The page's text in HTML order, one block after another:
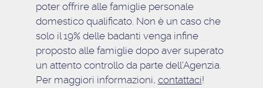
poter offrire alle famiglie personale
domestico qualificato. Non è un caso che
solo il 19% delle badanti venga infine
proposto alle famiglie dopo aver superato
un attento controllo da parte dell’Agenzia.
Per maggiori informazioni, contattaci!